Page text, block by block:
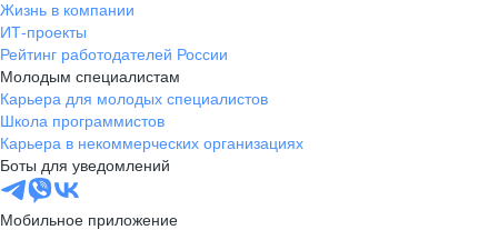
Жизнь в компании
ИТ-проекты
Рейтинг работодателей России
Молодым специалистам
Карьера для молодых специалистов
Школа программистов
Карьера в некоммерческих организациях
Боты для уведомлений
Мобильное приложение